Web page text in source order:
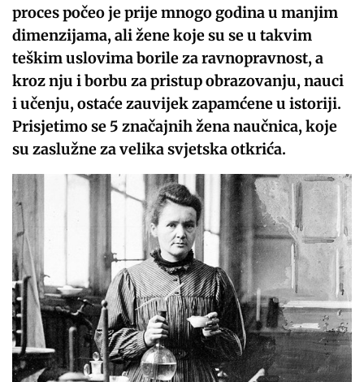
proces počeo je prije mnogo godina u manjim
dimenzijama, ali žene koje su se u takvim
teškim uslovima borile za ravnopravnost, a
kroz nju i borbu za pristup obrazovanju, nauci
i učenju, ostaće zauvijek zapamćene u istoriji.
Prisjetimo se 5 značajnih žena naučnica, koje
su zaslužne za velika svjetska otkrića.